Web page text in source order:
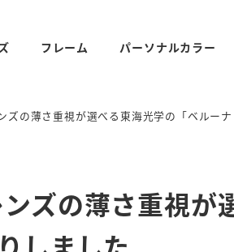
フレーム パーソナルカラー
の薄さ重視が選べる東海光学の「ベルー
ズの薄さ重視が